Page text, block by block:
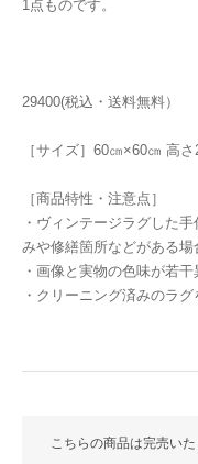
1点ものです。
29400(税込・送料無料）
［サイズ］60㎝×60㎝ 高さ
［商品特性・注意点］
・ヴィンテージラグした
みや修繕箇所などがある場
・画像と実物の色味が若
・クリーニング済みのラ
こちらの商品は完売い